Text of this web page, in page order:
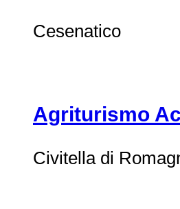
Cesenatico
Agriturismo
Civitella di